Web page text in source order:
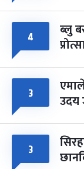
४ ब्लु
३ उदय
३